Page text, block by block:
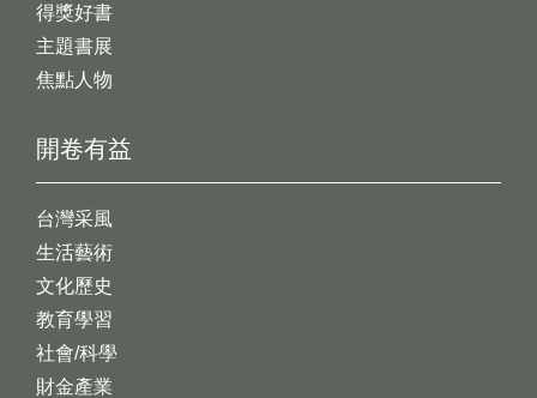
開卷有益
台灣采風
生活藝術
文化歷史
教育學習
社會/科學
財金產業
得獎好書
主題書展
焦點人物